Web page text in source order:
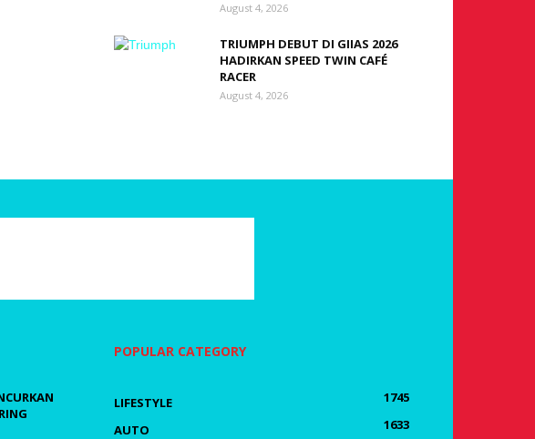
August 4, 2026
TRIUMPH DEBUT DI GIIAS 2026
HADIRKAN SPEED TWIN CAFÉ
RACER
August 4, 2026
POPULAR CATEGORY
LIFESTYLE
1745
AUTO
1633